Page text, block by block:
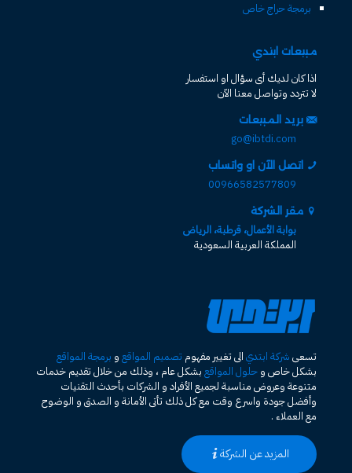
برمجة حراج خاص
مبيعات ابتدي
اذا كان لديك أى سؤال او استفسار
لا تتردد وتواصل معنا الآن
بريد المبيعات
go@ibtdi.com
اتصل الآن او واتساب
00966582577809
مقر الشركة
بوابة الأعمال، قرطبة، الرياض
المملكة العربية السعودية
تسعى شركة ابتدي الى تغيير مفهوم تصميم المواقع و برمجة المواقع
بشكل خاص و حلول المواقع بشكل عام ، وذلك من خلال تقديم خدمات
متنوعة وعروض مناسبة لجميع الأفراد و الشركات بأحدث التقنيات
وأفضل جودة واسرع وقت مع كل ذلك تأتى الأمانة و الصدق و الوضوح
مع العملاء .
المزيد عن الشركة